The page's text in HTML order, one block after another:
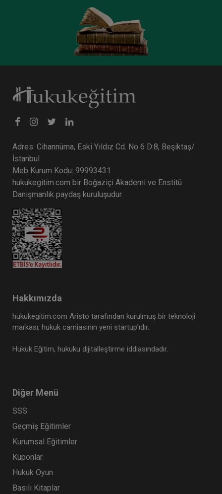
Adres: Cihannüma, Eski Yıldız Cd. No 6 D:8, Beşiktaş/
İstanbul
Meb Kurum Kodu: 99993431
hukukegitim.com bir Boğaziçi Akademi ve Enstitü
Danışmanlık paydaş kuruluşudur.
Hakkımızda
hukukegitim.com Aristo tarafından kurulmuş bir teknoloji
markası, hukuk camiasının yeni startup’ıdır.
Hukuk Eğitim, hukuku dijitalleştirme iddiasındadır.
Diğer Menü
SSS
Geçmiş Eğitimler
Kurumsal Eğitimler
Kuponlar
Hukuk Oyun
Basılı Kitaplar